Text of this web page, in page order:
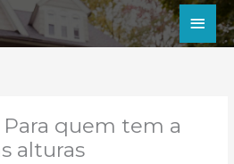
Para quem tem a
alturas